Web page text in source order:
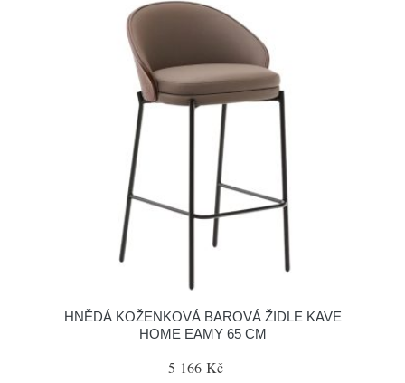
HNĚDÁ KOŽENKOVÁ BAROVÁ ŽIDLE KAVE
HOME EAMY 65 CM
5 166 Kč